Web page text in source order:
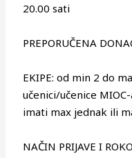
20.00 sati
PREPORUČENA
EKIPE: od min 2 do
učenici/učenice
imati max jednak ili
NAČIN PRIJAVE I